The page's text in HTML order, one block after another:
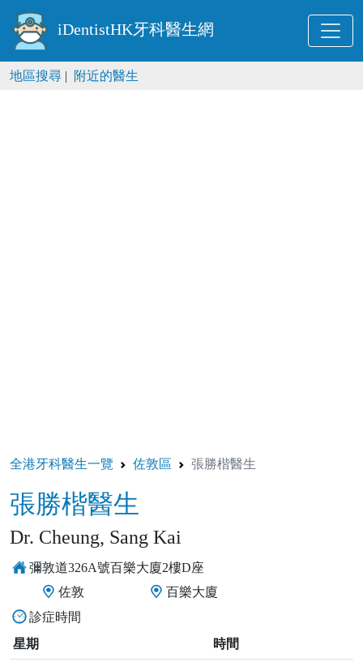
iDentistHK牙科醫生網
地區搜尋 | 附近的醫生
全港牙科醫生一覽 佐敦區 張勝楷醫生
張勝楷醫生
Dr. Cheung, Sang Kai
彌敦道326A號百樂大廈2樓D座
佐敦
百樂大廈
診症時間
星期
時間